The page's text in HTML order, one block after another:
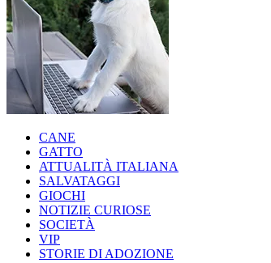
CANE
GATTO
ATTUALITÀ ITALIANA
SALVATAGGI
GIOCHI
NOTIZIE CURIOSE
SOCIETÀ
VIP
STORIE DI ADOZIONE